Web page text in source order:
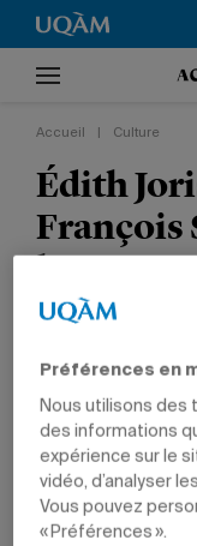
Accueil Culture
Édith
François
leurs
Cannes
CULTURE
Préférences en
Nous utilisons des
des informations
expérience sur le
vidéo, d’analyser
Vous pouvez
« Préférences ».